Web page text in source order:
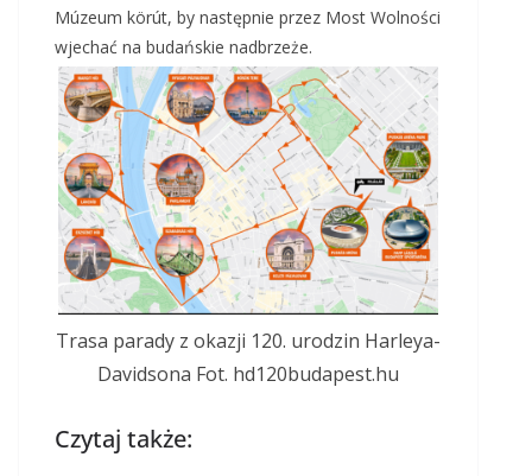
Múzeum körút, by następnie przez Most Wolności
wjechać na budańskie nadbrzeże.
Trasa parady z okazji 120. urodzin Harleya-
Davidsona Fot. hd120budapest.hu
Czytaj także: